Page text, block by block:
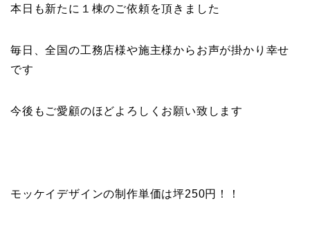
本日も新たに１棟のご依頼を頂きました
毎日、全国の工務店様や施主様からお声が掛かり幸せ
です
今後もご愛顧のほどよろしくお願い致します
モッケイデザインの制作単価は坪250円！！